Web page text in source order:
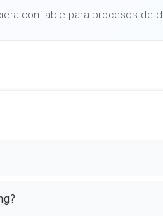
confiable para procesos de